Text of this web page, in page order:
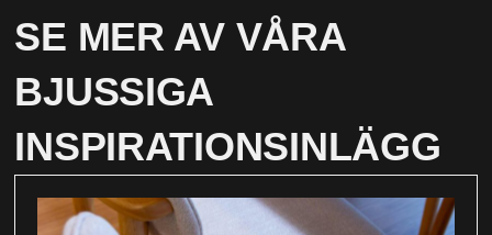
SE MER AV VÅRA
BJUSSIGA
INSPIRATIONSINLÄGG